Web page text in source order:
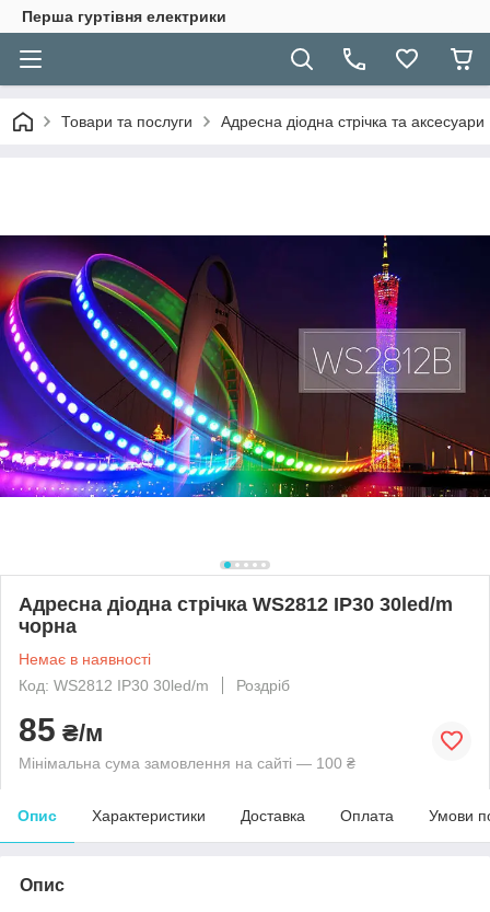
Перша гуртівня електрики
Товари та послуги Адресна діодна стрічка та аксесуари
Адресна діодна стрічка WS2812 IP30 30led/m
чорна
Немає в наявності
Код: WS2812 IP30 30led/m
Роздріб
85 ₴/м
Мінімальна сума замовлення на сайті — 100 ₴
Опис Характеристики Доставка Оплата Умови
Опис